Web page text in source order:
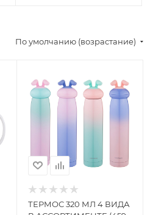
По умолчанию (возрастание)
ТЕРМОС 320 МЛ 4 ВИДА